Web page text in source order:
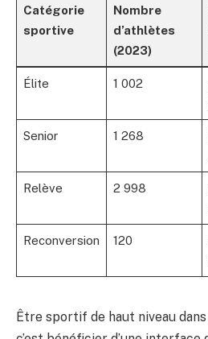
Catégorie
sportive
Nombre
d’athlètes
(2023)
Élite 1 002
Senior 1 268
Relève 2 998
Reconversion 120
Être sportif de haut niveau